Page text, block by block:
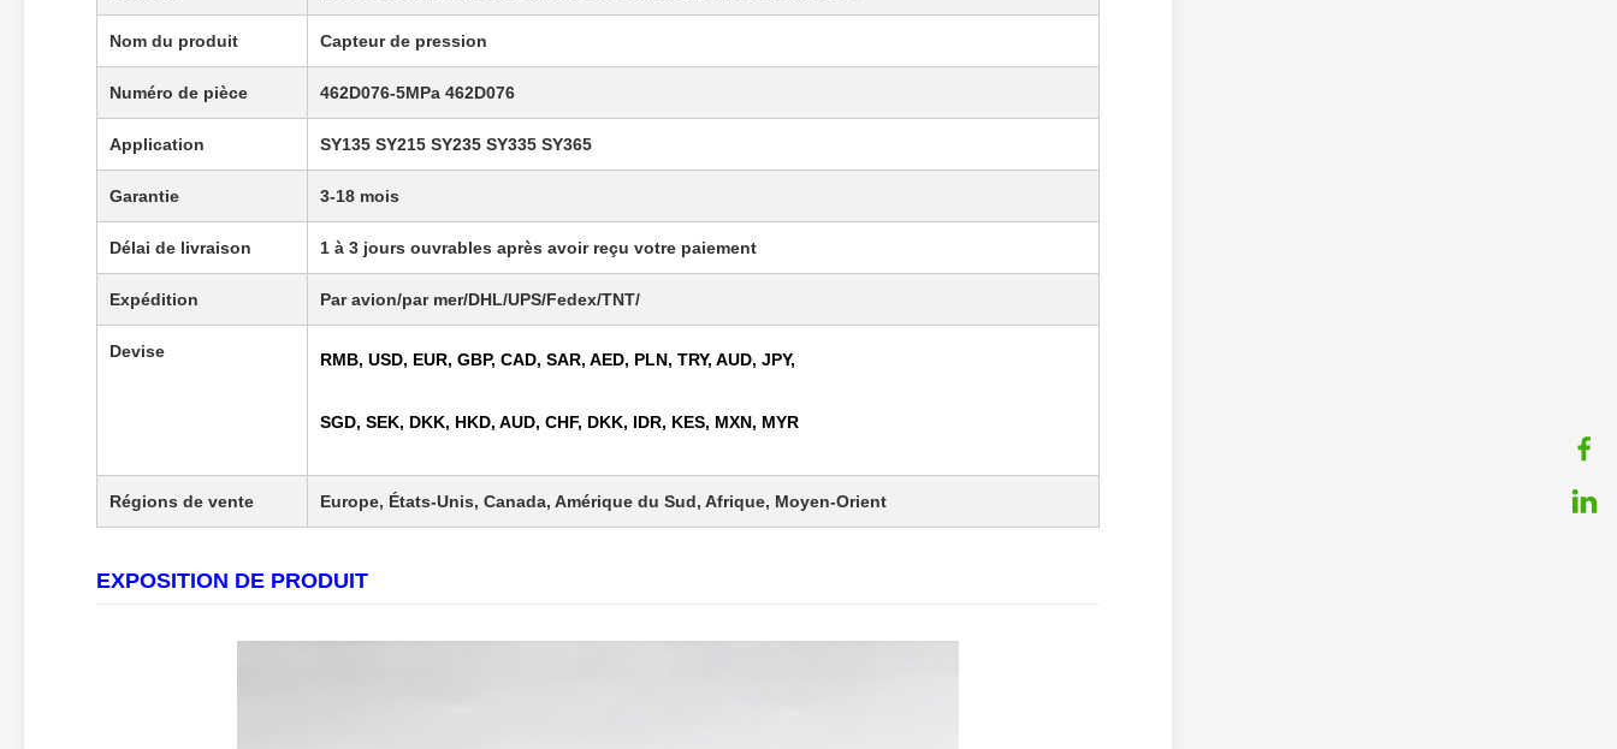
Nom du produit Capteur de pression
Numéro de pièce 462D076-5MPa 462D076
Application SY135 SY215 SY235 SY335 SY365
Garantie 3-18 mois
Délai de livraison 1 à 3 jours ouvrables après avoir reçu votre paiement
Expédition Par avion/par mer/DHL/UPS/Fedex/TNT/
Devise RMB, USD, EUR, GBP, CAD, SAR, AED, PLN, TRY, AUD, JPY,
SGD, SEK, DKK, HKD, AUD, CHF, DKK, IDR, KES, MXN, MYR
Régions de vente Europe, États-Unis, Canada, Amérique du Sud, Afrique, Moyen-Orient
EXPOSITION DE PRODUIT